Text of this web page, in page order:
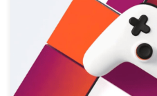
Prowadzący: Michał Materka,
Markowski W dzisiejszym
ilością nowinek ze świata gier,
ważne wydarzenie dla fanów
rozpoczęliśmy od zapowiedzi